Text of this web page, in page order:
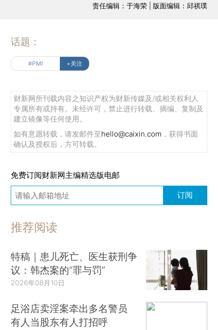
责任编辑：于海荣 | 版面编辑：邱祺璞
话题：
#PMI +关注
财新网所刊载内容之知识产权为财新传媒及/或相关权利人
专属所有或持有。未经许可，禁止进行转载、摘编、复制及
建立镜像等任何使用。
如有意愿转载，请发邮件至hello@caixin.com ，获得书面
确认及授权后，方可转载。
免费订阅财新网主编精选版电邮
订阅
推荐阅读
特稿｜患儿死亡、医生获刑争
议：韩杰案的“罪与罚”
2026年08月10日
足浴店卖淫案牵出多名警员
有人当股东有人打招呼